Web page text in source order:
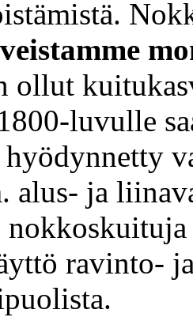
ollut
luvulle
hyödynnetty
alus- ja
ravinto-